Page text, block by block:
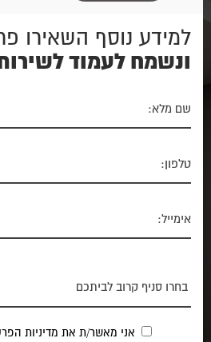
למידע נוסף השאירו
ונשמח לעמוד
אני מאשר/ת את מדיניות